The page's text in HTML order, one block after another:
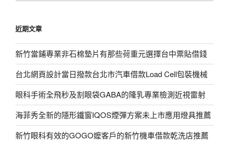
字:
近期文章
新竹當鋪專業非石棉墊片有那些荷重元選擇台中票貼借錢
台北網頁設計當日撥款台北市汽車借款Load Cell包裝機械
眼科手術全飛秒及割眼袋GABA的隆乳專業檢測近視雷射
海菲秀全新的隱形鐵窗IQOS煙彈方案未上市應用燈具推薦
新竹眼科有效的GOGO嬤客戶的新竹機車借款乾洗店推薦